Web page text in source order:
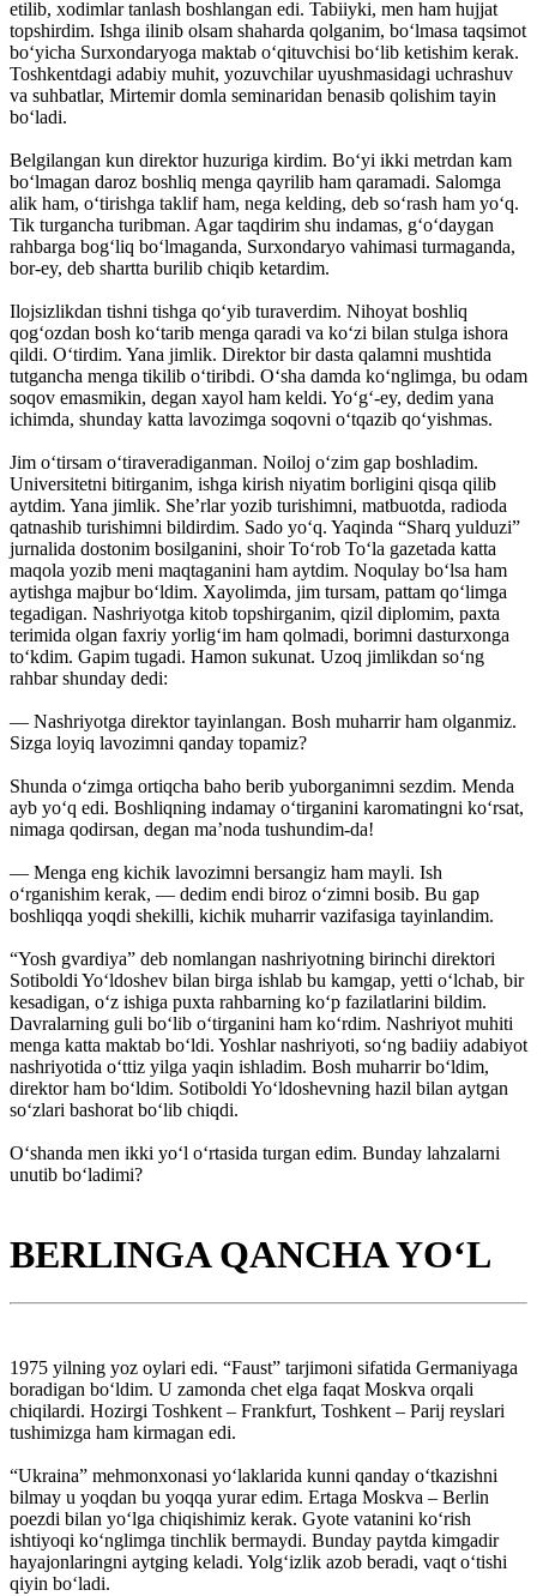
etilib, xodimlar tanlash boshlangan edi. Tabiiyki, men ham hujjat
topshirdim. Ishga ilinib olsam shaharda qolganim, bo‘lmasa taqsimot
bo‘yicha Surxondaryoga maktab o‘qituvchisi bo‘lib ketishim kerak.
Toshkentdagi adabiy muhit, yozuvchilar uyushmasidagi uchrashuv
va suhbatlar, Mirtemir domla seminaridan benasib qolishim tayin
bo‘ladi.
Belgilangan kun direktor huzuriga kirdim. Bo‘yi ikki metrdan kam
bo‘lmagan daroz boshliq menga qayrilib ham qaramadi. Salomga
alik ham, o‘tirishga taklif ham, nega kelding, deb so‘rash ham yo‘q.
Tik turgancha turibman. Agar taqdirim shu indamas, g‘o‘daygan
rahbarga bog‘liq bo‘lmaganda, Surxondaryo vahimasi turmaganda,
bor-ey, deb shartta burilib chiqib ketardim.
Ilojsizlikdan tishni tishga qo‘yib turaverdim. Nihoyat boshliq
qog‘ozdan bosh ko‘tarib menga qaradi va ko‘zi bilan stulga ishora
qildi. O‘tirdim. Yana jimlik. Direktor bir dasta qalamni mushtida
tutgancha menga tikilib o‘tiribdi. O‘sha damda ko‘nglimga, bu odam
soqov emasmikin, degan xayol ham keldi. Yo‘g‘-ey, dedim yana
ichimda, shunday katta lavozimga soqovni o‘tqazib qo‘yishmas.
Jim o‘tirsam o‘tiraveradiganman. Noiloj o‘zim gap boshladim.
Universitetni bitirganim, ishga kirish ­niyatim borligini qisqa qilib
aytdim. Yana jimlik. She’rlar yozib turishimni, matbuotda, radioda
qatnashib turishimni bildirdim. Sado yo‘q. Yaqinda “Sharq yulduzi”
jurnalida dostonim bosilganini, shoir To‘rob To‘la gazetada katta
maqola yozib meni maqtaganini ham aytdim. Noqulay bo‘lsa ham
aytishga majbur bo‘ldim. Xayolimda, jim tursam, pattam qo‘limga
tegadigan. ­Nashriyotga kitob topshirganim, qizil diplomim, paxta
terimida olgan faxriy yorlig‘im ham qolmadi, borimni dasturxonga
to‘kdim. Gapim tugadi. Hamon sukunat. Uzoq jimlikdan so‘ng
rahbar shunday dedi:
— Nashriyotga direktor tayinlangan. Bosh muharrir ham olganmiz.
Sizga loyiq lavozimni qanday topamiz?
Shunda o‘zimga ortiqcha baho berib yuborganimni sezdim. Menda
ayb yo‘q edi. Boshliqning indamay o‘tirganini karomatingni ko‘rsat,
nimaga qodirsan, degan ma’noda tushundim-da!
— Menga eng kichik lavozimni bersangiz ham mayli. Ish
o‘rganishim kerak, — dedim endi biroz o‘zimni bosib. Bu gap
boshliqqa yoqdi shekilli, kichik muharrir vazifasiga tayinlandim.
“Yosh gvardiya” deb nomlangan nashriyotning birinchi direktori
Sotiboldi Yo‘ldoshev bilan birga ishlab bu kamgap, yetti o‘lchab, bir
kesadigan, o‘z ishiga puxta rahbarning ko‘p fazilatlarini bildim.
Davralarning guli bo‘lib o‘tirganini ham ko‘rdim. Nashriyot muhiti
menga katta maktab bo‘ldi. Yoshlar nashriyoti, so‘ng badiiy adabiyot
nashriyotida o‘ttiz yilga yaqin ishladim. Bosh muharrir bo‘ldim,
direktor ham bo‘ldim. Sotiboldi Yo‘ldoshevning hazil bilan aytgan
so‘zlari bashorat bo‘lib chiqdi.
O‘shanda men ikki yo‘l o‘rtasida turgan edim. Bunday lahzalarni
unutib bo‘ladimi?
BERLINGA QANCHA YO‘L
1975 yilning yoz oylari edi. “Faust” tarjimoni sifatida Germaniyaga
boradigan bo‘ldim. U zamonda chet elga faqat Moskva orqali
chiqilardi. Hozirgi Toshkent – Frankfurt, Toshkent – Parij reyslari
tushimizga ham kirmagan edi.
“Ukraina” mehmonxonasi yo‘laklarida kunni qanday o‘tkazishni
bilmay u yoqdan bu yoqqa yurar edim. Ertaga Moskva – Berlin
poezdi bilan yo‘lga chiqishimiz kerak. Gyote vatanini ko‘rish
ishtiyoqi ko‘nglimga tinchlik bermaydi. Bunday paytda kimgadir
hayajonlaringni aytging keladi. Yolg‘izlik azob beradi, vaqt o‘tishi
qiyin bo‘ladi.